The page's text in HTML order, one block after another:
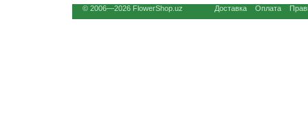
© 2006—2026 FlowerShop.uz Доставка Оплата